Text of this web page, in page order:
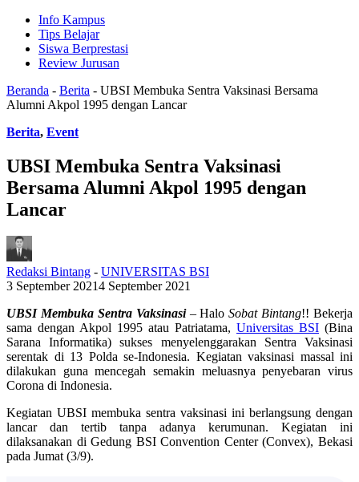
Info Kampus
Tips Belajar
Siswa Berprestasi
Review Jurusan
Beranda - Berita - UBSI Membuka Sentra Vaksinasi Bersama
Alumni Akpol 1995 dengan Lancar
Berita, Event
UBSI Membuka Sentra Vaksinasi
Bersama Alumni Akpol 1995 dengan
Lancar
Redaksi Bintang - UNIVERSITAS BSI
3 September 20214 September 2021
UBSI Membuka Sentra Vaksinasi– HaloSobat Bintang!! Bekerja
sama dengan Akpol 1995 atau Patriatama, Universitas BSI (Bina
Sarana Informatika) sukses menyelenggarakan Sentra Vaksinasi
serentak di 13 Polda se-Indonesia. Kegiatan vaksinasi massal ini
dilakukan guna mencegah semakin meluasnya penyebaran virus
Corona di Indonesia.
Kegiatan UBSI membuka sentra vaksinasi ini berlangsung dengan
lancar dan tertib tanpa adanya kerumunan. Kegiatan ini
dilaksanakan di Gedung BSI Convention Center (Convex), Bekasi
pada Jumat (3/9).